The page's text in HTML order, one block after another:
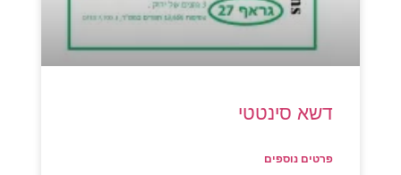
דשא סינטטי
פרטים נוספים